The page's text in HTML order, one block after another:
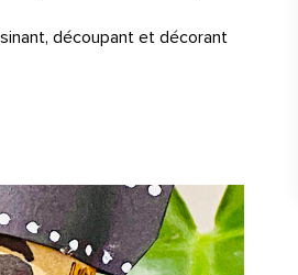
découpant et décorant